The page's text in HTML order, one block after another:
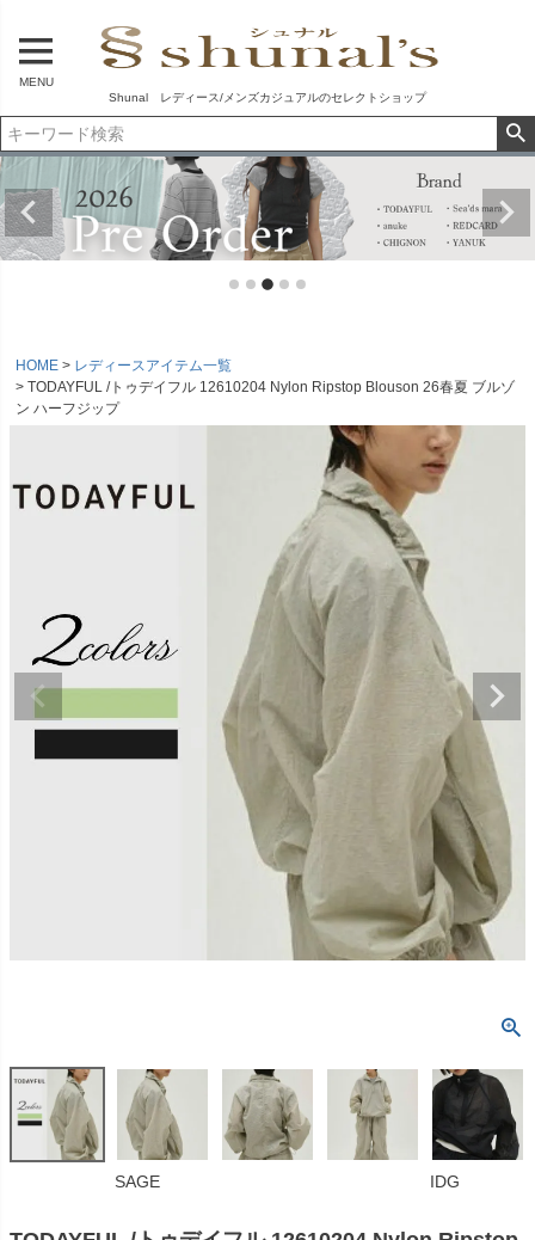
MENU
Shunal レディース/メンズカジュアルのセレクトショップ
HOME
レディースアイテム一覧
TODAYFUL /トゥデイフル 12610204 Nylon Ripstop Blouson 26春夏 ブルゾ
ン ハーフジップ
SAGE IDG